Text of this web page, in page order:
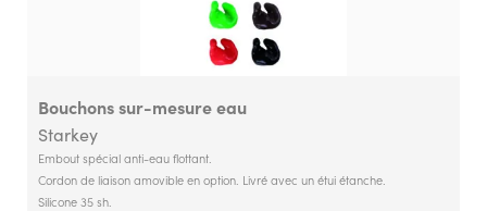
Types d'utilisateur
Types d'utilisateur
Adulte
Bébé
Bouchons sur-mesure eau
Starkey
Embout spécial anti-eau flottant.
Cordon de liaison amovible en option. Livré avec un étui étanche.
Silicone 35 sh.